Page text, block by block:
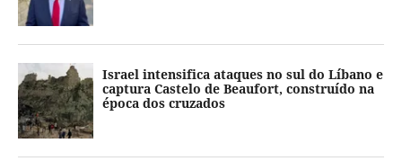
Israel intensifica ataques no sul do Líbano e
captura Castelo de Beaufort, construído na
época dos cruzados